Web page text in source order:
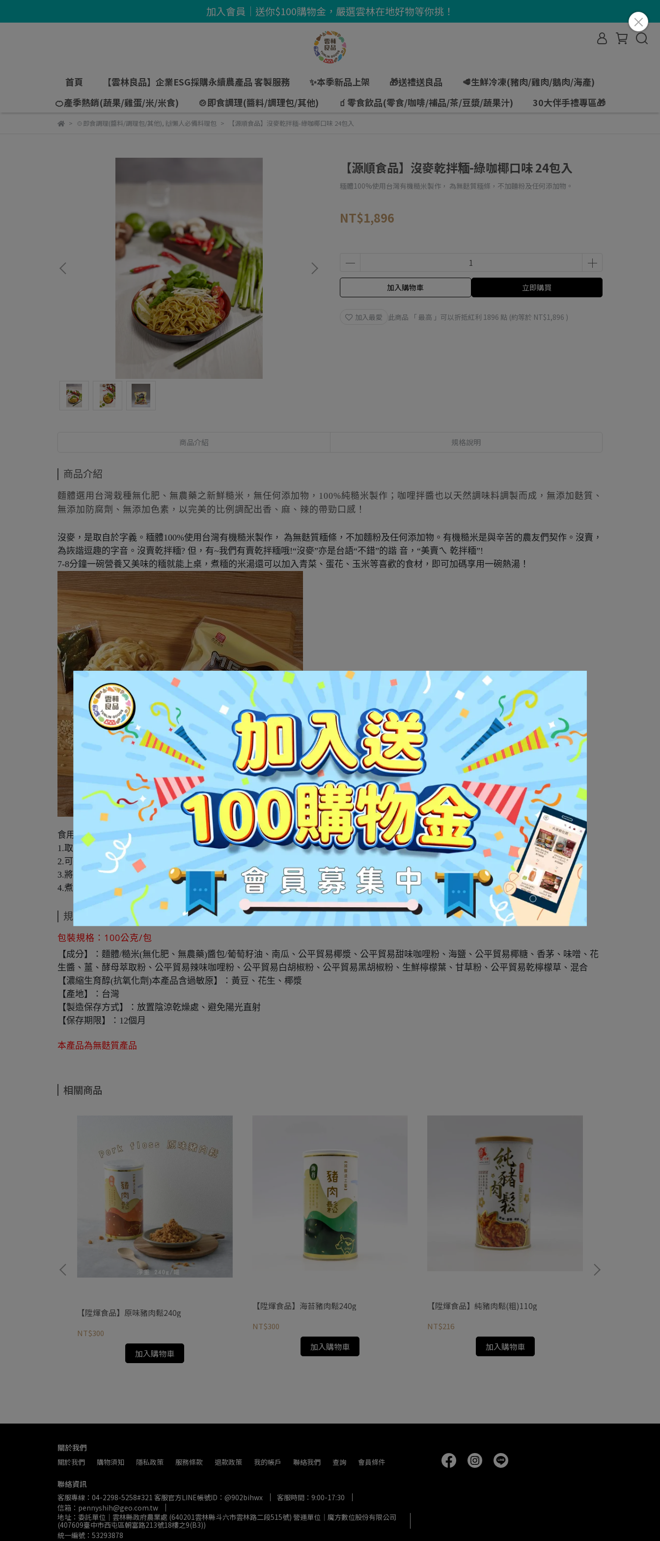
加入會員｜送你$100購物金，嚴選雲林在地好物等你挑！
首頁 【雲林良品】企業ESG採購永續農產品 客製服務 ✨本季新品上架 🎁送禮送良品
🥩生鮮冷凍(豬肉/雞肉/鵝肉/海產)
🍊產季熱銷(蔬果/雞蛋/米/米食)
🍲即食調理(醬料/調理包/其他) 🧃零食飲品(零食/咖啡/補品/茶/豆漿/蔬果汁) 30大伴手禮專區🎁
🍲即食調理(醬料/調理包/其他), 🙌懶人必備料理包 【源順食品】沒麥乾拌糆-綠咖椰口味 24包入
【源順食品】沒麥乾拌糆-綠咖椰口味 24包入
糆體100%使用台灣有機糙米製作， 為無麩質糆條，不加麵粉及任何添加物。
NT$1,896
加入購物車 立即購買
加入最愛 此商品 「 最高 」可以折抵紅利 1896 點 (約等於 NT$1,896 )
商品介紹 規格說明
商品介紹
麵體選用台灣栽種無化肥、無農藥之新鮮糙米，無任何添加物，100%純糙米製作；咖哩拌醬也以天然調味料調製而成，無添加麩質、
無添加防腐劑、無添加色素，以完美的比例調配出香、麻、辣的帶勁口感！
沒麥，是取自於字義。糆體100%使用台灣有機糙米製作， 為無麩質糆條，不加麵粉及任何添加物。有機糙米是與辛苦的農友們契作。沒賣，
為詼諧逗趣的字音。沒賣乾拌糆? 但，有~我們有賣乾拌糆哦!“沒麥”亦是台語“不錯”的諧 音，“美賣ㄟ 乾拌糆”!
7-8分鐘一碗營養又美味的糆就能上桌，煮糆的米湯還可以加入青菜、蛋花、玉米等喜歡的食材，即可加碼享用一碗熱湯！
食用方法：
1.取出麵條放入滾水中(水量需蓋過糆體)，將糆條撥散使其均勻受熱，煮約7分鐘左右，可依個人喜好調整烹煮時間
2.可將煮好的糆條放入冷水中，將表面的黏稠澱粉洗淨，口感更佳(此步驟可省略)
3.將麵條撈起後，加入醬包調味，可加入少須煮糆水潤濕，不僅較好拌勻，口感更滑順
4.煮糆水別倒掉喔！！可加入玉米、蛋、鹽及牛奶，即可享用一碗營養又香濃的玉米濃湯哦~
規格說明
包裝規格：100公克/包
【成分】：麵體/糙米(無化肥、無農藥)醬包/葡萄籽油、南瓜、公平貿易椰漿、公平貿易甜味咖哩粉、海鹽、公平貿易椰糖、香茅、味噌、花
生醬、薑、酵母萃取粉、公平貿易辣味咖哩粉、公平貿易白胡椒粉、公平貿易黑胡椒粉、生鮮檸檬葉、甘草粉、公平貿易乾檸檬草、混合
【濃縮生育醇(抗氧化劑)本產品含過敏原】：黃豆、花生、椰漿
【產地】：台灣
【製造保存方式】：放置陰涼乾燥處、避免陽光直射
【保存期限】：12個月
本產品為無麩質產品
相關商品
【陞煇食品】原味豬肉鬆240g
NT$300
加入購物車
【陞煇食品】海苔豬肉鬆240g
NT$300
加入購物車
【陞煇食品】純豬肉鬆(粗)110g
NT$216
加入購物車
關於我們
關於我們 購物須知 隱私政策 服務條款 退款政策 我的帳戶 聯絡我們 查詢 會員條件
聯絡資訊
客服專線：04-2298-5258#321 客服官方LINE帳號ID：@902bihwx
客服時間：9:00-17:30
信箱：pennyshih@geo.com.tw
地址：委託單位｜雲林縣政府農業處 (640201雲林縣斗六市雲林路二段515號) 營運單位｜魔方數位股份有限公司
(407609臺中市西屯區朝富路213號18樓之9(B3))
統一編號：53293878